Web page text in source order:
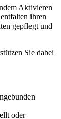
Aktivieren
ihren
gepflegt und
Sie dabei
oder